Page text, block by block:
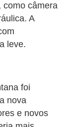
como câmera
A
leve.
foi
nova
e novos